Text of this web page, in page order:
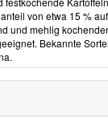
vegane
Nachtbekommt
Vielfältigkeit
stellt
unterschiedliche
Einkaufszettel,
enthält.
Kapitel untergliedert:
von etwa 15 %
und mehlig
Bekannte